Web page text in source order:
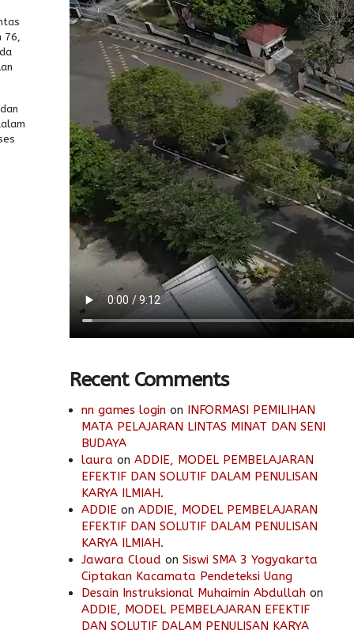
76,
Recent Comments
nn games login on INFORMASI PEMILIHAN
MATA PELAJARAN LINTAS MINAT DAN SENI
BUDAYA
laura on ADDIE, MODEL PEMBELAJARAN
EFEKTIF DAN SOLUTIF DALAM PENULISAN
KARYA ILMIAH.
ADDIE on ADDIE, MODEL PEMBELAJARAN
EFEKTIF DAN SOLUTIF DALAM PENULISAN
KARYA ILMIAH.
Jawara Cloud on Siswi SMA 3 Yogyakarta
Ciptakan Kacamata Pendeteksi Uang
Desain Instruksional Muhaimin Abdullah on
ADDIE, MODEL PEMBELAJARAN EFEKTIF
DAN SOLUTIF DALAM PENULISAN KARYA